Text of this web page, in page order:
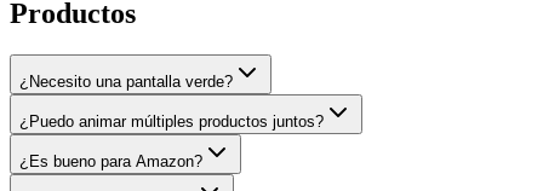
Productos
¿Necesito una pantalla verde?
¿Puedo animar múltiples productos juntos?
¿Es bueno para Amazon?